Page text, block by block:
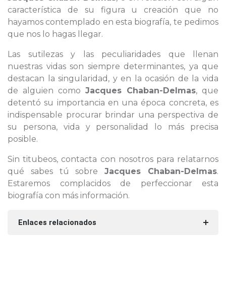
característica de su figura u creación que no
hayamos contemplado en esta biografía, te pedimos
que nos lo hagas llegar.
Las sutilezas y las peculiaridades que llenan
nuestras vidas son siempre determinantes, ya que
destacan la singularidad, y en la ocasión de la vida
de alguien como Jacques Chaban-Delmas, que
detentó su importancia en una época concreta, es
indispensable procurar brindar una perspectiva de
su persona, vida y personalidad lo más precisa
posible.
Sin titubeos, contacta con nosotros para relatarnos
qué sabes tú sobreJacques Chaban-Delmas.
Estaremos complacidos de perfeccionar esta
biografía con más información.
Enlaces relacionados